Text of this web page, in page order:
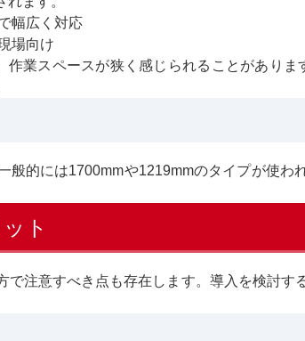
幅広く対応
場向け
業スペースが狭く感じられることがありま
般的には1700mmや1219mmのタイプが使わ
ト
注意すべき点も存在します。導入を検討す